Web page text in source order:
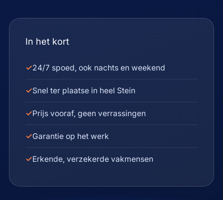
In het kort
✓24/7 spoed, ook nachts en weekend
✓Snel ter plaatse in heel Stein
✓Prijs vooraf, geen verrassingen
✓Garantie op het werk
✓Erkende, verzekerde vakmensen